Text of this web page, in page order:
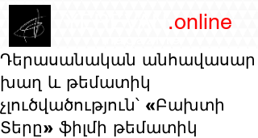
.online
Դերասանական անհավասար
խաղ և թեմատիկ
չլուծվածություն՝ «Բախտի
Տերը» ֆիլմի թեմատիկ